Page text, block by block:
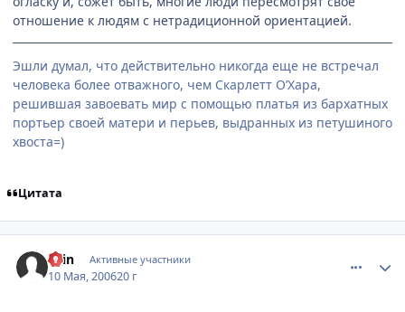
отношение к людям с нетрадиционной ориентацией.
Эшли думал, что действительно никогда еще не встречал
человека более отважного, чем Скарлетт О’Хара,
решившая завоевать мир с помощью платья из бархатных
портьер своей матери и перьев, выдранных из петушиного
хвоста=)
Цитата
Ellin Активные участники
10 Мая, 200620 г